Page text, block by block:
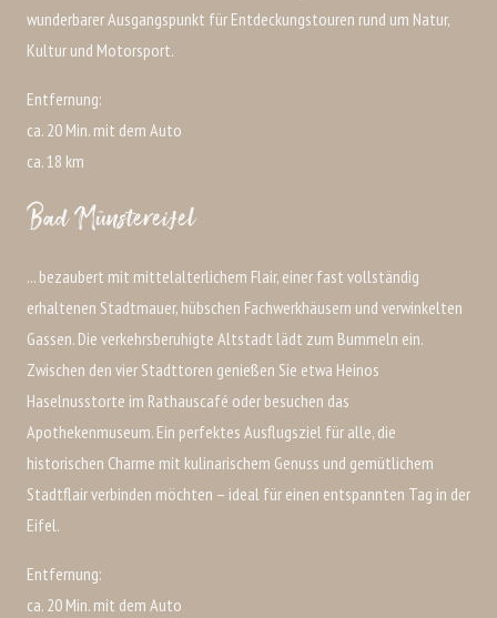
wunderbarer Ausgangspunkt für Entdeckungstouren rund um Natur,
Kultur und Motorsport.
Entfernung:
ca. 20 Min. mit dem Auto
ca. 18 km
Bad Münstereifel
... bezaubert mit mittelalterlichem Flair, einer fast vollständig
erhaltenen Stadtmauer, hübschen Fachwerkhäusern und verwinkelten
Gassen. Die verkehrsberuhigte Altstadt lädt zum Bummeln ein.
Zwischen den vier Stadttoren genießen Sie etwa Heinos
Haselnusstorte im Rathauscafé oder besuchen das
Apothekenmuseum. Ein perfektes Ausflugsziel für alle, die
historischen Charme mit kulinarischem Genuss und gemütlichem
Stadtflair verbinden möchten – ideal für einen entspannten Tag in der
Eifel.
Entfernung:
ca. 20 Min. mit dem Auto